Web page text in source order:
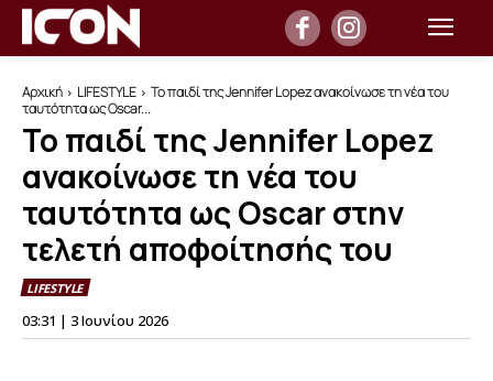
Αρχική LIFESTYLE
Το παιδί της Jennifer Lopez ανακοίνωσε τη νέα του
ταυτότητα ως Oscar...
Το παιδί της Jennifer Lopez
ανακοίνωσε τη νέα του
ταυτότητα ως Oscar στην
τελετή αποφοίτησής του
LIFESTYLE
03:31 | 3 Ιουνίου 2026